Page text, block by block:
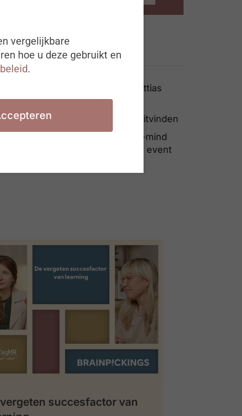
Ook interessant
De toekomstkoffer van Mattias
Walraet
Het evaluatiegesprek heruitvinden
Sergio Herman open-your-mind
speaker op het #ZigZagHR event
succesfactor van
vergelijkbare
hoe u deze gebruikt en
.